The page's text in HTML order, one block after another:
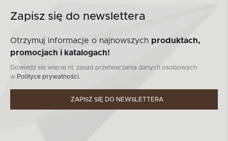
Zapisz się do newslettera
Otrzymuj informacje o najnowszych produktach,
promocjach i katalogach!
Dowiedz się więcej nt. zasad przetwarzania danych osobowych
w Polityce prywatności.
ZAPISZ SIĘ DO NEWSLETTERA